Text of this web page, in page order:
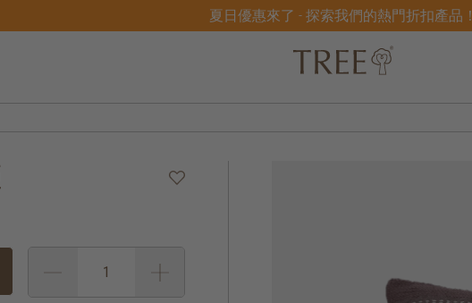
夏日優惠來了 - 探索我們的熱門折扣產品！